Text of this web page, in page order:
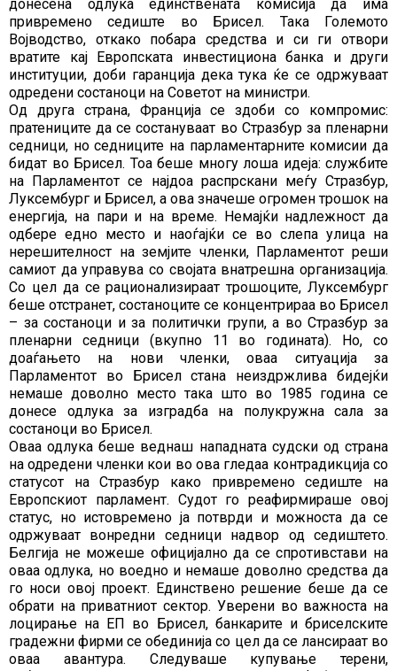
донесена одлука единствената комисија да има
привремено седиште во Брисел. Така Големото
Војводство, откако побара средства и си ги отвори
вратите кај Европската инвестициона банка и други
институции, доби гаранција дека тука ќе се одржуваат
одредени состаноци на Советот на министри.
Од друга страна, Франција се здоби со компромис:
пратениците да се состануваат во Стразбур за пленарни
седници, но седниците на парламентарните комисии да
бидат во Брисел. Тоа беше многу лоша идеја: службите
на Парламентот се најдоа распрскани меѓу Стразбур,
Луксембург и Брисел, а ова значеше огромен трошок на
енергија, на пари и на време. Немајќи надлежност да
одбере едно место и наоѓајќи се во слепа улица на
нерешителност на земјите членки, Парламентот реши
самиот да управува со својата внатрешна организација.
Со цел да се рационализираат трошоците, Луксембург
беше отстранет, состаноците се концентрираа во Брисел
– за состаноци и за политички групи, а во Стразбур за
пленарни седници (вкупно 11 во годината). Но, со
доаѓањето на нови членки, оваа ситуација за
Парламентот во Брисел стана неиздржлива бидејќи
немаше доволно место така што во 1985 година се
донесе одлука за изградба на полукружна сала за
состаноци во Брисел.
Оваа одлука беше веднаш нападната судски од страна
на одредени членки кои во ова гледаа контрадикција со
статусот на Стразбур како привремено седиште на
Европскиот парламент. Судот го реафирмираше овој
статус, но истовремено ја потврди и можноста да се
одржуваат вонредни седници надвор од седиштето.
Белгија не можеше официјално да се спротивстави на
оваа одлука, но воедно и немаше доволно средства да
го носи овој проект. Единствено решение беше да се
обрати на приватниот сектор. Уверени во важноста на
лоцирање на ЕП во Брисел, банкарите и бриселските
градежни фирми се обединија со цел да се лансираат во
оваа авантура. Следуваше купување терени,